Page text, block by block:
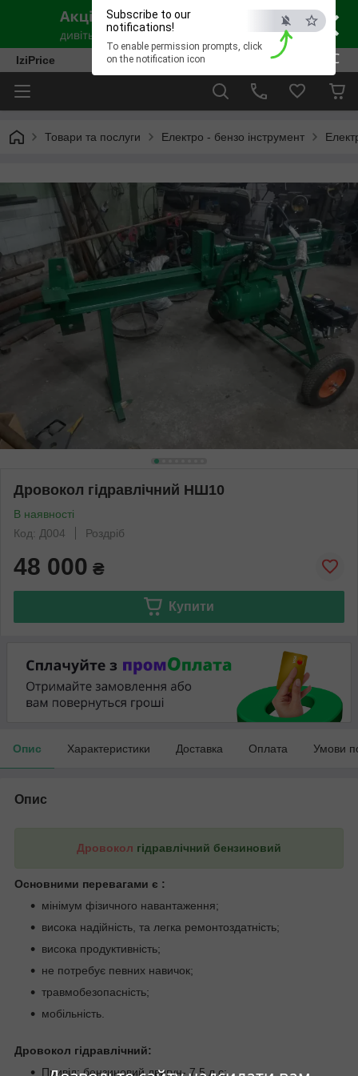
×
ESC
Subscribe to our
notifications!
To enable permission prompts, click
on the notification icon
IziPrice
Товари та послуги Електро - бензо інструмент
Дровокол гідравлічний НШ10
В наявності
Код: Д004
Роздріб
48 000 ₴
Купити
Опис Характеристики Доставка Оплата Умови
Опис
Дровокол гідравлічний бензиновий
Основними перевагами є :
мінімум фізичного навантаження;
висока надійність, та легка ремонтоздатність;
висока продуктивність;
не потребує певних навичок;
травмобезопасність;
мобільність.
Дровокол гідравлічний:
Привід: бензиновий двигун- 7,5 л.с;